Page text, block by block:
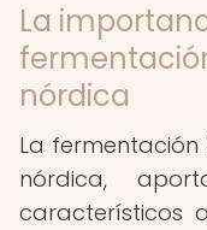
La
nórdica
La
nórdica,
característicos